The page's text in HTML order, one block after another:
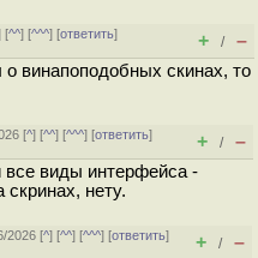
[^^] [^^^] [ответить]
+ / –
винапоподобных скинах, то
[^] [^^] [^^^] [ответить]
+ / –
все виды интерфейса -
скринах, нету.
2026 [^] [^^] [^^^] [ответить]
+ / –